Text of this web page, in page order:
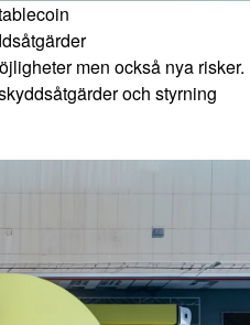
men också nya risker.
och styrning